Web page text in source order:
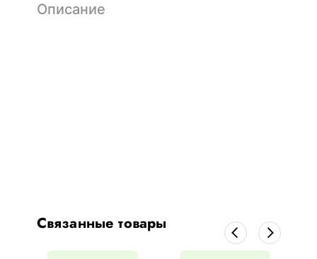
Описание
Связанные товары